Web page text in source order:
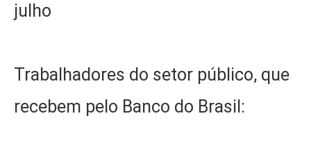
julho
Trabalhadores do setor público, que
recebem pelo Banco do Brasil: